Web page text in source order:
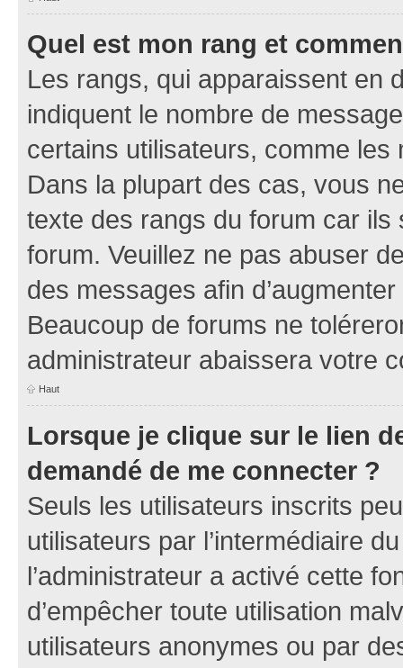
Quel est mon rang et
Les rangs, qui apparaissent en
indiquent le nombre de
certains utilisateurs, comme
Dans la plupart des cas, vous
texte des rangs du forum car ils
forum. Veuillez ne pas abuser
des messages afin
Beaucoup de forums ne
administrateur abaissera votre
Haut
Lorsque je clique sur le lien
demandé de me connecter ?
Seuls les utilisateurs inscrits
utilisateurs par l’intermédiaire
l’administrateur a activé cette
d’empêcher toute utilisation
utilisateurs anonymes ou par